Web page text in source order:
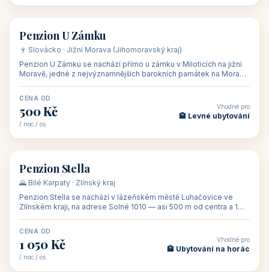
🏡 penzion
Penzion U Zámku
🍷 Slovácko · Jižní Morava (Jihomoravský kraj)
Penzion U Zámku se nachází přímo u zámku v Miloticích na jižní
Moravě, jedné z nejvýznamnějších barokních památek na Moravě,
CENA OD
500 Kč
/ noc / os.
Vhodné pro
🏨 Levné ubytování
🏡 penzion
Penzion Stella
🌄 Bílé Karpaty · Zlínský kraj
Penzion Stella se nachází v lázeňském městě Luhačovice ve
Zlínském kraji, na adrese Solné 1010 — asi 500 m od centra a 1
CENA OD
1 050 Kč
/ noc / os.
Vhodné pro
🏨 Ubytování na horác